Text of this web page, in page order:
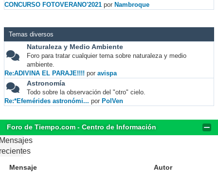
CONCURSO FOTOVERANO'2021 por Nambroque
Temas diversos
Naturaleza y Medio Ambiente
Foro para tratar cualquier tema sobre naturaleza y medio
ambiente.
Re:ADIVINA EL PARAJE!!!! por avispa
Astronomía
Todo sobre la observación del "otro" cielo.
Re:*Efemérides astronómi... por PolVen
Foro de Tiempo.com - Centro de Información
Mensaje Autor